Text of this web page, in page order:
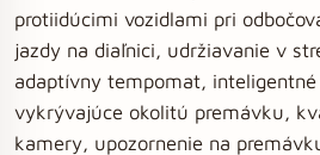
protiidúcimi vozidlami pri
jazdy na diaľnici, udržiavanie v
adaptívny tempomat,
vykrývajúce okolitú premávku,
kamery, upozornenie na